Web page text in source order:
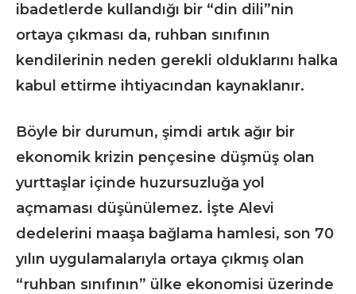
ibadetlerde kullandığı bir “din dili”nin
ortaya çıkması da, ruhban sınıfının
kendilerinin neden gerekli olduklarını halka
kabul ettirme ihtiyacından kaynaklanır.
Böyle bir durumun, şimdi artık ağır bir
ekonomik krizin pençesine düşmüş olan
yurttaşlar içinde huzursuzluğa yol
açmaması düşünülemez. İşte Alevi
dedelerini maaşa bağlama hamlesi, son 70
yılın uygulamalarıyla ortaya çıkmış olan
“ruhban sınıfının” ülke ekonomisi üzerinde